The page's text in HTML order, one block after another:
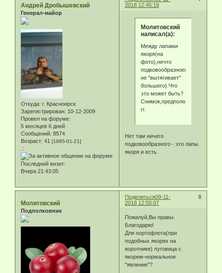
2018 12:45:19
Андрей Дробышевский
Генерал-майор
Откуда: г. Красноярск
Зарегистрирован: 10-12-2009
Провел на форуме:
5 месяцев 6 дней
Сообщений: 8574
Возраст: 41 [1985-01-21]
.:
Последний визит:
Вчера 21:43:05
Молитовский
написал(а):
Между лапами
якоря(на
фото),нечто
подковообразное(сканер
не "вытягивает"
большего).Что
это может быть?
Снимок,предположу,20х
гг.
Нет там ничего
подковообразного - это лапы
якоря и есть.
Поделиться 8
09-11-
2018 12:50:07
Молитовский
Подполковник
Пожалуй,Вы правы.
Благодарю!
Для портофлота(при
подобных якорях на
воротнике) пуговица с
якорем-нормальное
"явление"?